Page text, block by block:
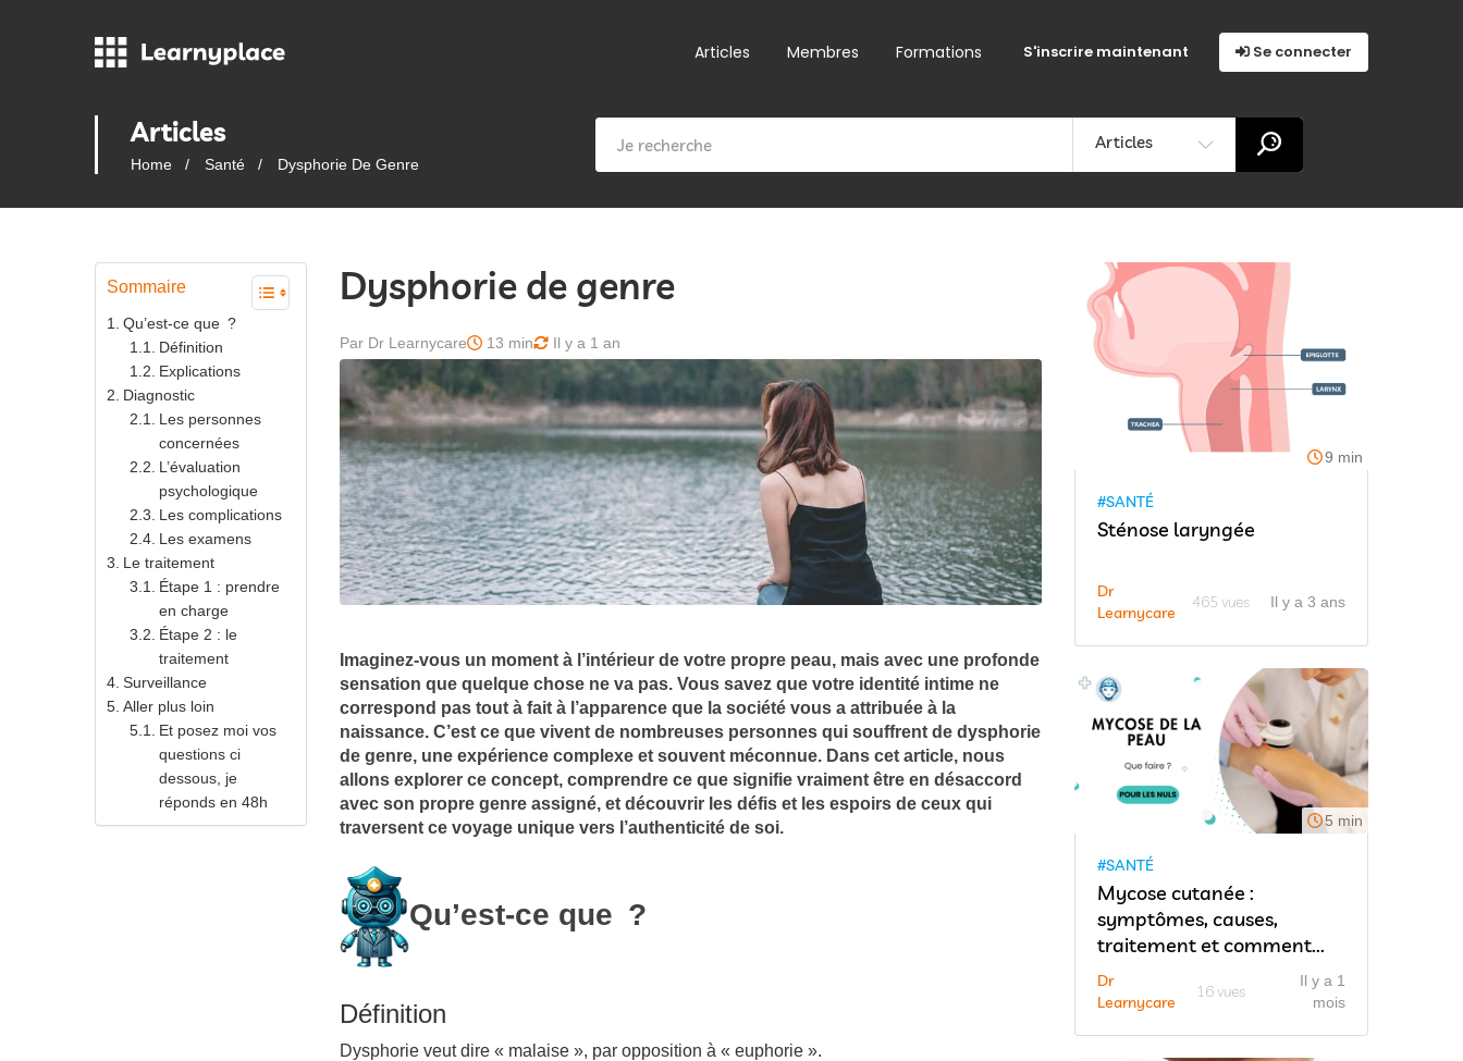
Articles Membres Formations Se connecter
S'inscrire maintenant
Articles
Home Santé Dysphorie De Genre
Articles
Sommaire
Qu’est-ce que ?
Définition
Explications
Diagnostic
Les personnes
concernées
L’évaluation
psychologique
Les complications
Les examens
Le traitement
Étape 1 : prendre
en charge
Étape 2 : le
traitement
Surveillance
Aller plus loin
Et posez moi vos
questions ci
dessous, je
réponds en 48h
Dysphorie de genre
Par Dr Learnycare 13 min Il y a 1 an
Imaginez-vous un moment à l’intérieur de votre propre peau, mais avec une profonde
sensation que quelque chose ne va pas. Vous savez que votre identité intime ne
correspond pas tout à fait à l’apparence que la société vous a attribuée à la
naissance. C’est ce que vivent de nombreuses personnes qui souffrent de dysphorie
de genre, une expérience complexe et souvent méconnue. Dans cet article, nous
allons explorer ce concept, comprendre ce que signifie vraiment être en désaccord
avec son propre genre assigné, et découvrir les défis et les espoirs de ceux qui
traversent ce voyage unique vers l’authenticité de soi.
Qu’est-ce que ?
Définition
Dysphorie veut dire « malaise », par opposition à « euphorie ».
9 min
#SANTÉ
Sténose laryngée
Dr
Learnycare
465 vues Il y a 3 ans
5 min
#SANTÉ
Mycose cutanée :
symptômes, causes,
traitement et comment...
Dr
Learnycare
16 vues
Il y a 1
mois